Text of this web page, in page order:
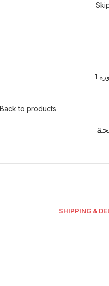
Back to products
SHIPPING &